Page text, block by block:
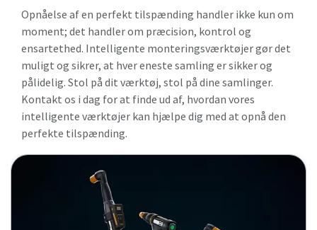
Opnåelse af en perfekt tilspænding handler ikke kun om
moment; det handler om præcision, kontrol og
ensartethed. Intelligente monteringsværktøjer gør det
muligt og sikrer, at hver eneste samling er sikker og
pålidelig. Stol på dit værktøj, stol på dine samlinger.
Kontakt os i dag for at finde ud af, hvordan vores
intelligente værktøjer kan hjælpe dig med at opnå den
perfekte tilspænding.